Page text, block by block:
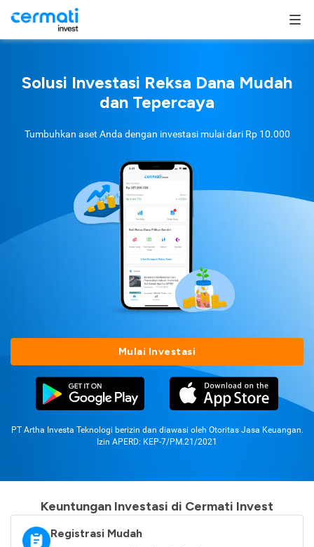
Solusi Investasi Reksa Dana Mudah
dan Tepercaya
Tumbuhkan aset Anda dengan investasi mulai dari Rp 10.000
Mulai Investasi
PT Artha Investa Teknologi berizin dan diawasi oleh Otoritas Jasa Keuangan.
Izin APERD: KEP-7/PM.21/2021
Keuntungan Investasi di Cermati Invest
Registrasi Mudah